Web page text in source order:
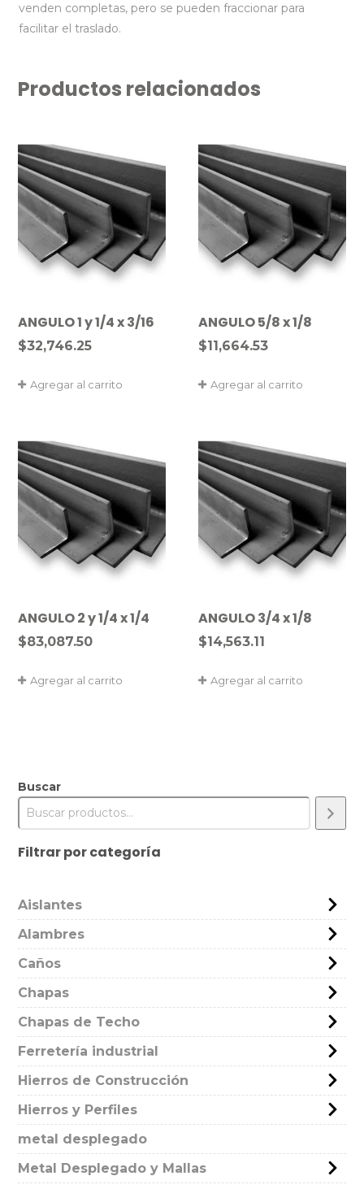
venden completas, pero se pueden fraccionar para
facilitar el traslado.
Productos relacionados
ANGULO 1 y 1/4 x 3/16
$32,746.25
Agregar al carrito
ANGULO 5/8 x 1/8
$11,664.53
Agregar al carrito
ANGULO 2 y 1/4 x 1/4
$83,087.50
Agregar al carrito
ANGULO 3/4 x 1/8
$14,563.11
Agregar al carrito
Buscar
Filtrar por categoría
Aislantes
Alambres
Caños
Chapas
Chapas de Techo
Ferretería industrial
Hierros de Construcción
Hierros y Perfiles
metal desplegado
Metal Desplegado y Mallas